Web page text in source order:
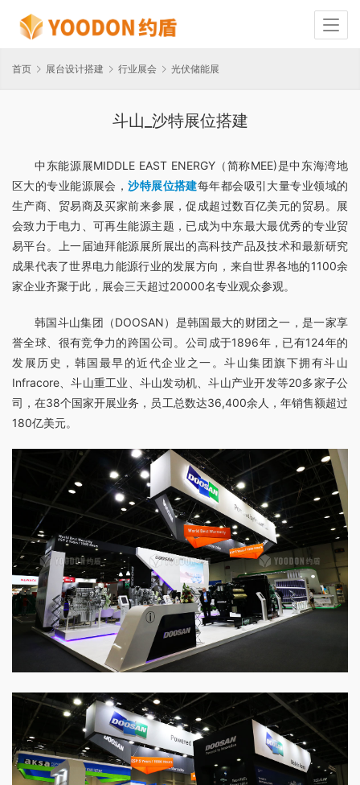
首页 展台设计搭建 行业展会 光伏储能展
斗山_沙特展位搭建
中东能源展MIDDLE EAST ENERGY（简称MEE)是中东海湾地
区大的专业能源展会，沙特展位搭建每年都会吸引大量专业领域的
生产商、贸易商及买家前来参展，促成超过数百亿美元的贸易。展
会致力于电力、可再生能源主题，已成为中东最大最优秀的专业贸
易平台。上一届迪拜能源展所展出的高科技产品及技术和最新研究
成果代表了世界电力能源行业的发展方向，来自世界各地的1100余
家企业齐聚于此，展会三天超过20000名专业观众参观。
韩国斗山集团（DOOSAN）是韩国最大的财团之一，是一家享
誉全球、很有竞争力的跨国公司。公司成于1896年，已有124年的
发展历史，韩国最早的近代企业之一。斗山集团旗下拥有斗山
Infracore、斗山重工业、斗山发动机、斗山产业开发等20多家子公
司，在38个国家开展业务，员工总数达36,400余人，年销售额超过
180亿美元。